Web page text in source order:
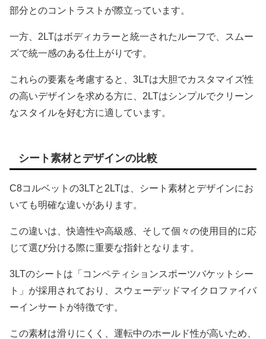
部分とのコントラストが際立っています。
一方、2LTはボディカラーと統一されたルーフで、スムー
ズで統一感のある仕上がりです。
これらの要素を考慮すると、3LTは大胆でカスタマイズ性
の高いデザインを求める方に、2LTはシンプルでクリーン
なスタイルを好む方に適しています。
シート素材とデザインの比較
C8コルベットの3LTと2LTは、シート素材とデザインにお
いても明確な違いがあります。
この違いは、快適性や高級感、そして個々の使用目的に応
じて選び分ける際に重要な指針となります。
3LTのシートは「コンペティションスポーツバケットシー
ト」が採用されており、スウェーデッドマイクロファイバ
ーインサートが特徴です。
この素材は滑りにくく、運転中のホールド性が高いため、